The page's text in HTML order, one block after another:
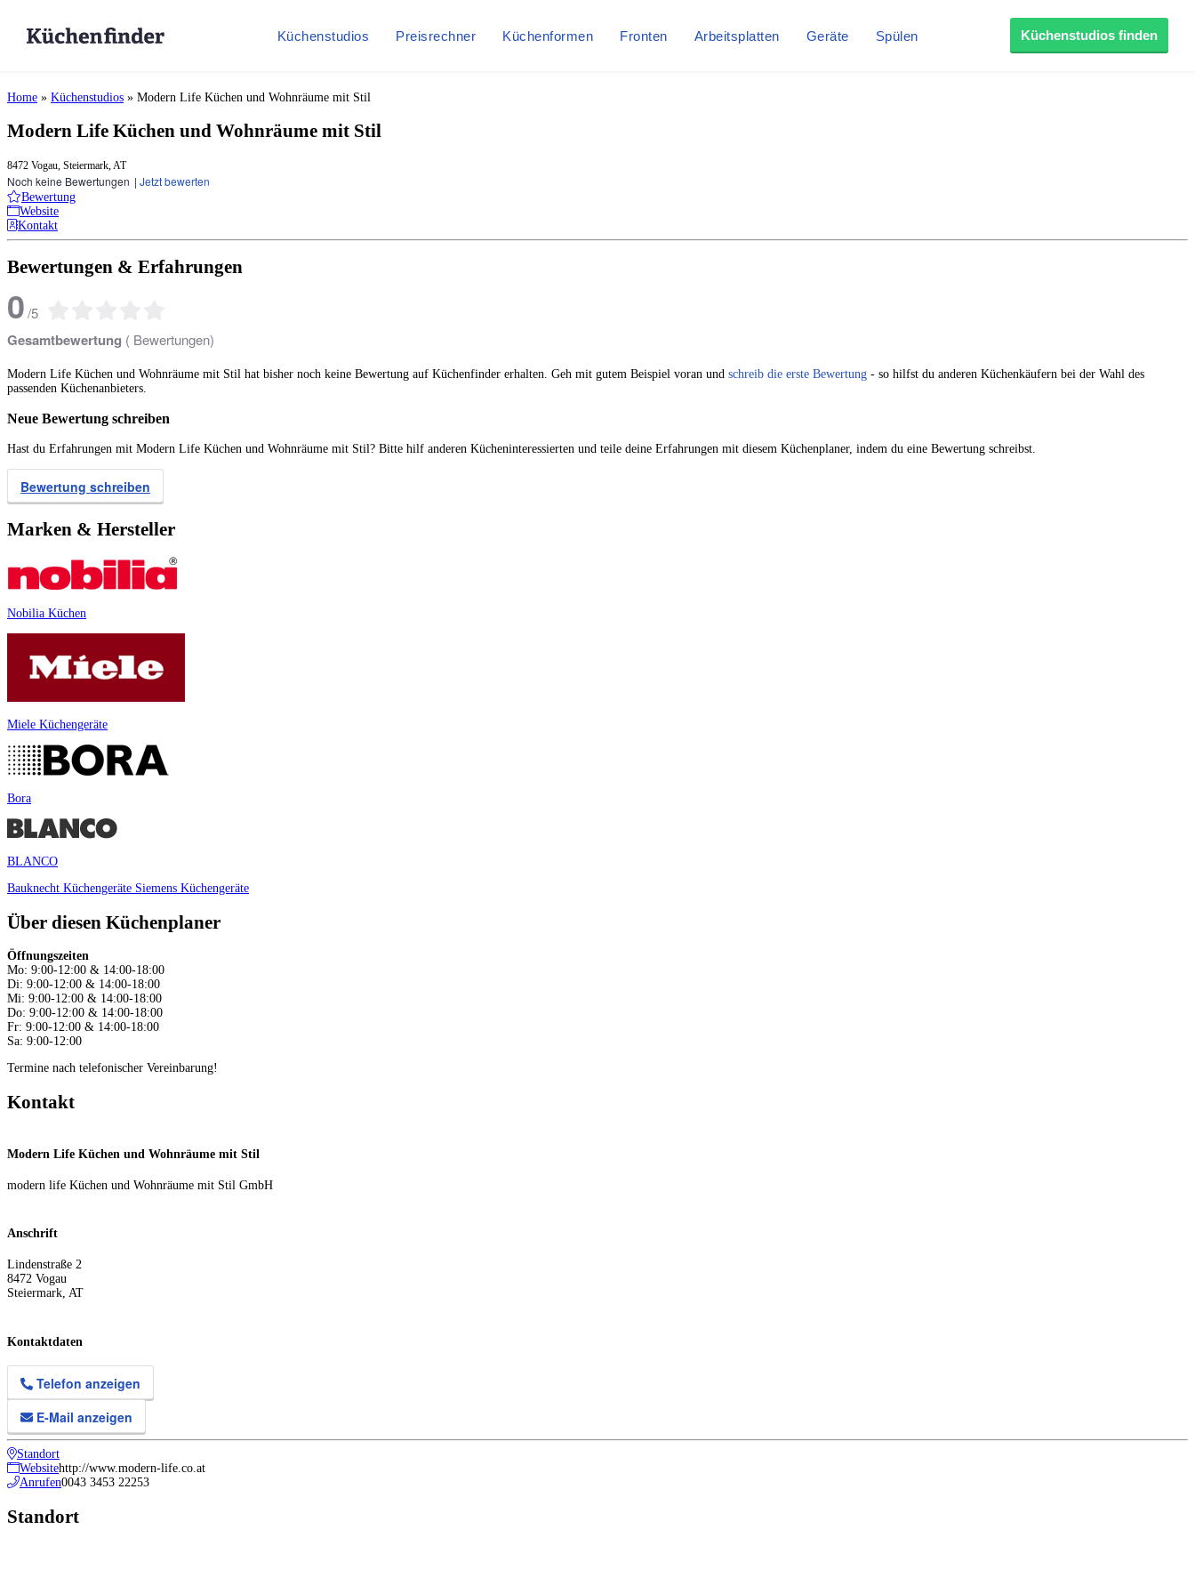
Küchenstudios Preisrechner Küchenformen Fronten Arbeitsplatten Geräte Spülen Küchenstudios finden
Home » Küchenstudios » Modern Life Küchen und Wohnräume mit Stil
Modern Life Küchen und Wohnräume mit Stil
8472 Vogau, Steiermark, AT
Noch keine Bewertungen | Jetzt bewerten
Bewertung
Website
Kontakt
Bewertungen & Erfahrungen
0/5
Gesamtbewertung ( Bewertungen)
Modern Life Küchen und Wohnräume mit Stil hat bisher noch keine Bewertung auf Küchenfinder erhalten. Geh mit gutem Beispiel voran und schreib die erste Bewertung - so hilfst du anderen Küchenkäufern bei der Wahl des
passenden Küchenanbieters.
Neue Bewertung schreiben
Hast du Erfahrungen mit Modern Life Küchen und Wohnräume mit Stil? Bitte hilf anderen Kücheninteressierten und teile deine Erfahrungen mit diesem Küchenplaner, indem du eine Bewertung schreibst.
Bewertung schreiben
Marken & Hersteller
Nobilia Küchen
Miele Küchengeräte
Bora
BLANCO
Bauknecht Küchengeräte Siemens Küchengeräte
Über diesen Küchenplaner
Öffnungszeiten
Mo: 9:00-12:00 & 14:00-18:00
Di: 9:00-12:00 & 14:00-18:00
Mi: 9:00-12:00 & 14:00-18:00
Do: 9:00-12:00 & 14:00-18:00
Fr: 9:00-12:00 & 14:00-18:00
Sa: 9:00-12:00
Termine nach telefonischer Vereinbarung!
Kontakt
Modern Life Küchen und Wohnräume mit Stil
modern life Küchen und Wohnräume mit Stil GmbH
Anschrift
Lindenstraße 2
8472 Vogau
Steiermark AT
Kontaktdaten
Telefon anzeigen
E-Mail anzeigen
Standort
Websitehttp://www.modern-life.co.at
Anrufen0043 3453 22253
Standort